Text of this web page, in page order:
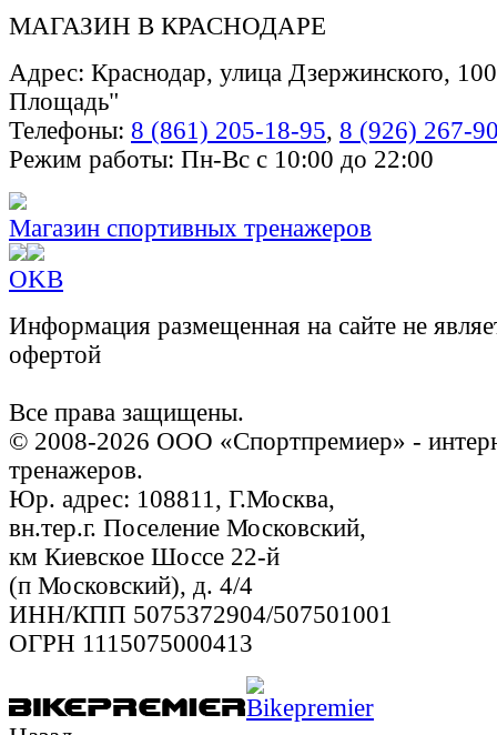
МАГАЗИН В КРАСНОДАРЕ
Адрес: Краснодар, улица Дзержинского,
Площадь"
Телефоны: 8 (861) 205-18-95, 8 (926) 267-
Режим работы: Пн-Вс с 10:00 до 22:00
Магазин спортивных тренажеров
OKВ
Информация размещенная на сайте не
офертой
Все права защищены.
© 2008-2026 ООО «Спортпремиер» -
тренажеров.
Юр. адрес: 108811, Г.Москва,
вн.тер.г. Поселение Московский,
км Киевское Шоссе 22-й
(п Московский), д. 4/4
ИНН/КПП 5075372904/507501001
ОГРН 1115075000413